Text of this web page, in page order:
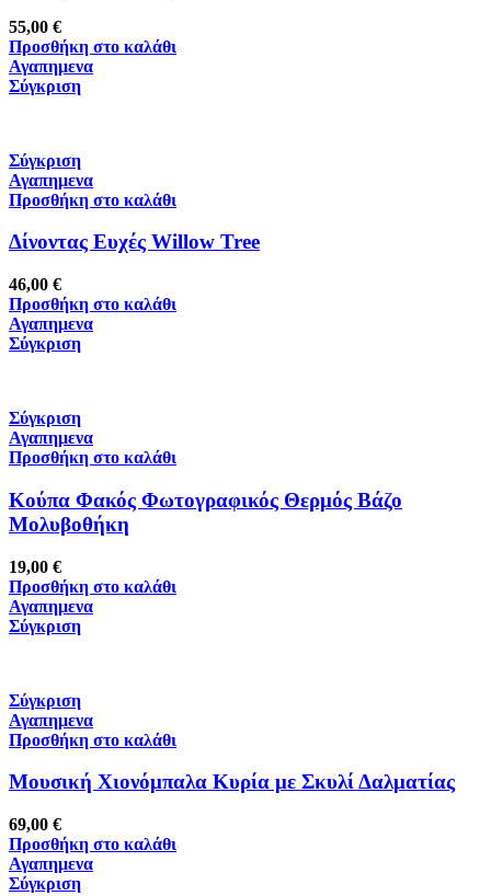
55,00 €
Προσθήκη στο καλάθι
Αγαπημενα
Σύγκριση
Σύγκριση
Αγαπημενα
Προσθήκη στο καλάθι
Δίνοντας Ευχές Willow Tree
46,00 €
Προσθήκη στο καλάθι
Αγαπημενα
Σύγκριση
Σύγκριση
Αγαπημενα
Προσθήκη στο καλάθι
Κούπα Φακός Φωτογραφικός Θερμός Βάζο
Mολυβοθήκη
19,00 €
Προσθήκη στο καλάθι
Αγαπημενα
Σύγκριση
Σύγκριση
Αγαπημενα
Προσθήκη στο καλάθι
Μουσική Χιονόμπαλα Κυρία με Σκυλί Δαλματίας
69,00 €
Προσθήκη στο καλάθι
Αγαπημενα
Σύγκριση